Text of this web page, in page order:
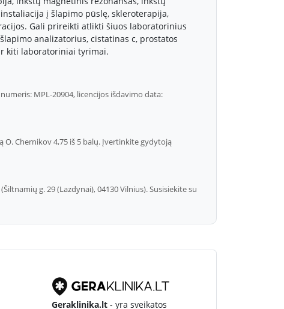
į šlapimo pūslę, skleroterapija,
Gali prireikti atlikti šiuos laboratorinius
analizatorius, cistatinas c, prostatos
kiti laboratoriniai tyrimai.
MPL-20904, licencijos išdavimo data:
Chernikov 4,75 iš 5 balų. Įvertinkite gydytoją
g. 29 (Lazdynai), 04130 Vilnius). Susisiekite su
Geraklinika.lt- yra sveikatos